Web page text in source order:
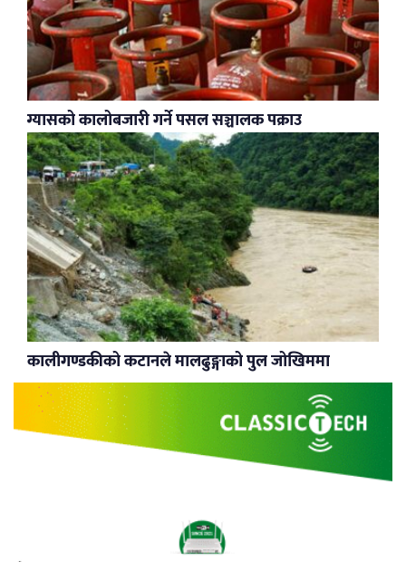
ग्यासको कालोबजारी गर्ने पसल सञ्चालक पक्राउ
कालीगण्डकीको कटानले मालढुङ्गाको पुल जोखिममा